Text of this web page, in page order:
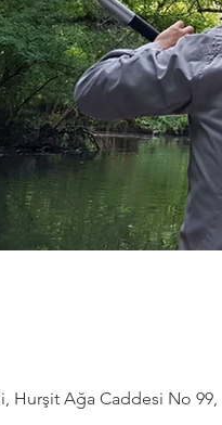
Hurşit Ağa Caddesi No